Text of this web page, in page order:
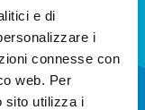
e di
i
connesse con
web. Per
sito utilizza i
al Prosciutto
striscioline.
wrap.